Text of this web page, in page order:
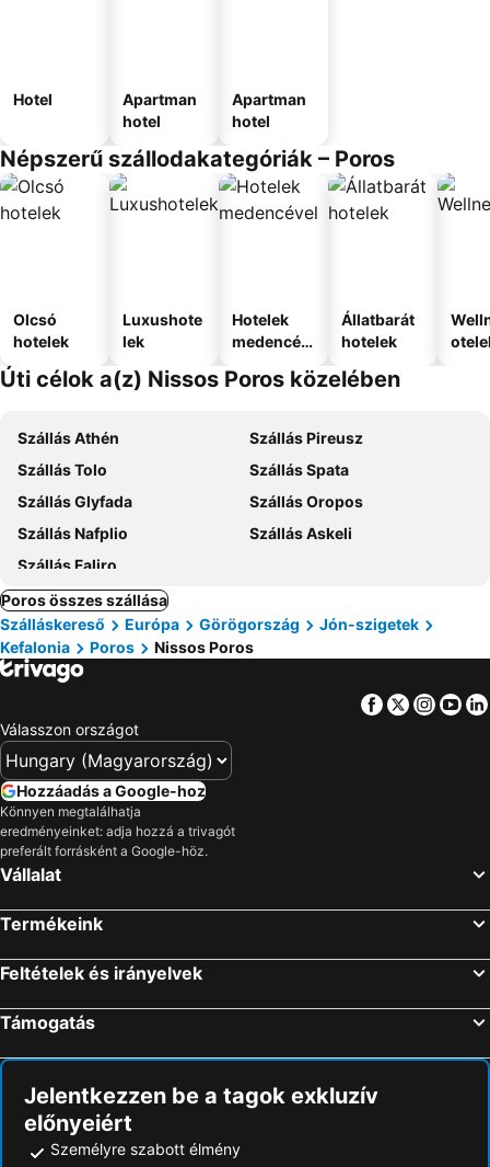
Hotel
Apartman
hotel
Apartman
hotel
Népszerű szállodakategóriák – Poros
Olcsó
hotelek
Luxushote
lek
Hotelek
medencév
Állatbarát
hotelek
Úti célok a(z) Nissos Poros közelében
Szállás Athén
Szállás Pireusz
Szállás Tolo
Szállás Spata
Szállás Glyfada
Szállás Oropos
Szállás Nafplio
Szállás Askeli
Szállás Faliro
Poros összes szállása
Szálláskereső
Európa Görögország
Jón-szigetek
Kefalonia
Poros Nissos Poros
Facebook
Twitter
Válasszon országot
Hozzáadás a Google-hoz
Könnyen megtalálhatja
eredményeinket: adja hozzá a trivagót
preferált forrásként a Google-höz.
Vállalat
Termékeink
Feltételek és irányelvek
Támogatás
Jelentkezzen be a tagok exkluzív
előnyeiért
Személyre szabott élmény